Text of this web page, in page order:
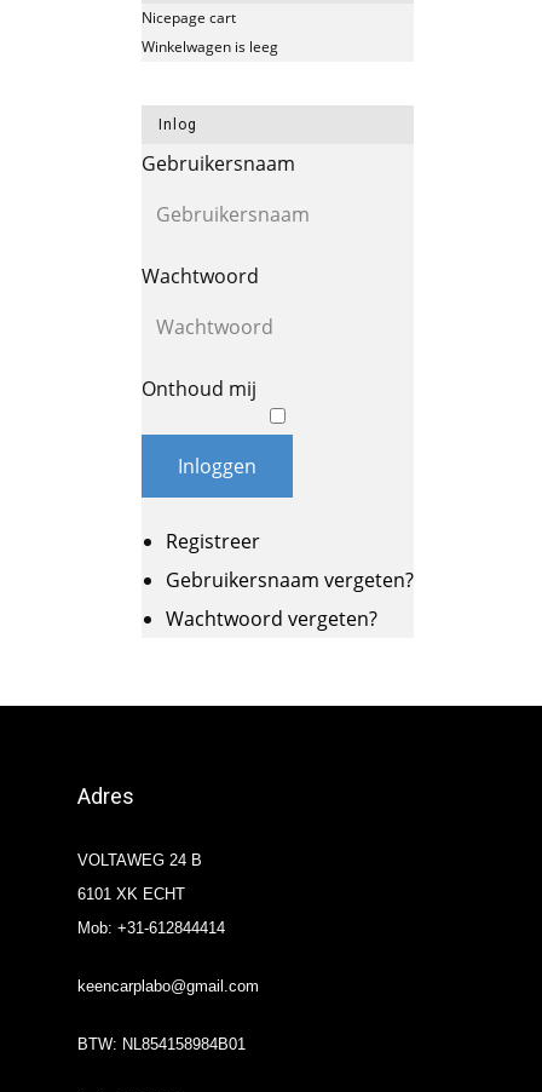
Nicepage cart
Winkelwagen is leeg
Inlog
Gebruikersnaam
Wachtwoord
Onthoud mij
Inloggen
Registreer
Gebruikersnaam vergeten?
Wachtwoord vergeten?
Adres
VOLTAWEG 24 B
6101 XK ECHT
Mob: +31-612844414
keencarplabo@gmail.com
BTW: NL854158984B01